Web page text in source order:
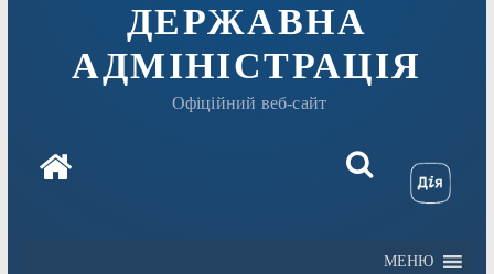
ДЕРЖАВНА
АДМІНІСТРАЦІЯ
Офіційний веб-сайт
МЕНЮ